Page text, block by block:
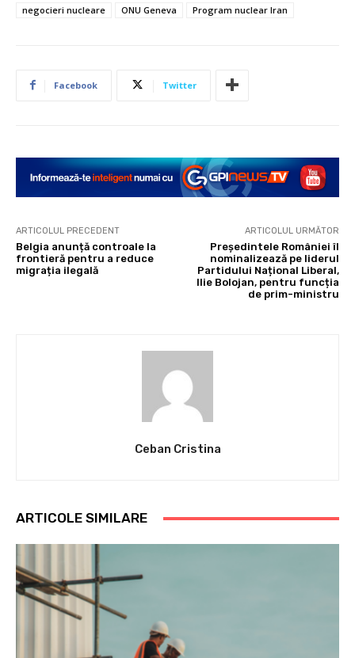
negocieri nucleare
ONU Geneva Program nuclear Iran
Facebook Twitter
ARTICOLUL PRECEDENT
Belgia anunță controale la
frontieră pentru a reduce
migrația ilegală
ARTICOLUL URMĂTOR
Președintele României îl
nominalizează pe liderul
Partidului Național Liberal,
Ilie Bolojan, pentru funcția
de prim-ministru
Ceban Cristina
ARTICOLE SIMILARE